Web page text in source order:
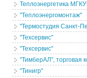
Теплоэнергетика
"Теплоэнергомонтаж"
"Термостудия Санкт-
"Техсервис"
"Техсервис"
"ТимберАЛ", торговая
"Тинигр"